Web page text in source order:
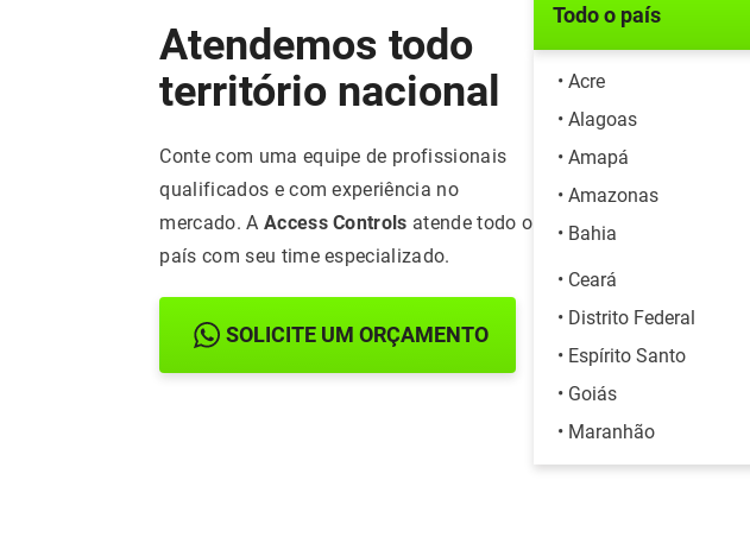
Atendemos todo
território nacional
Conte com uma equipe de profissionais
qualificados e com experiência no
mercado. A Access Controls atende todo o
país com seu time especializado.
SOLICITE UM ORÇAMENTO
Todo o país
• Acre
• Alagoas
• Amapá
• Amazonas
• Bahia
• Ceará
• Distrito Federal
• Espírito Santo
• Goiás
• Maranhão